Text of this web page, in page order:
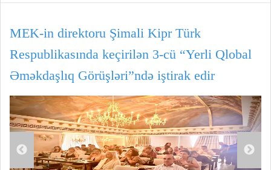
MEK-in direktoru Şimali Kipr Türk
Respublikasında keçirilən 3-cü “Yerli Qlobal
Əməkdaşlıq Görüşləri”ndə iştirak edir